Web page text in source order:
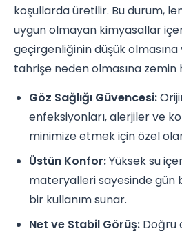
koşullarda üretilir. Bu durum,
uygun olmayan kimyasallar
geçirgenliğinin düşük
tahrişe neden olmasına zemin
Göz Sağlığı Güvencesi:
enfeksiyonları, alerjiler ve
minimize etmek için özel
Üstün Konfor:Yüksek su
materyalleri sayesinde gün
bir kullanım sunar.
Net ve Stabil Görüş: Doğru